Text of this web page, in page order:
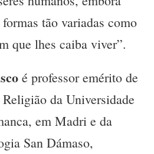
tão variadas como
que lhes caiba viver”.
é professor emérito de
da Universidade
em Madri e da
San Dámaso,